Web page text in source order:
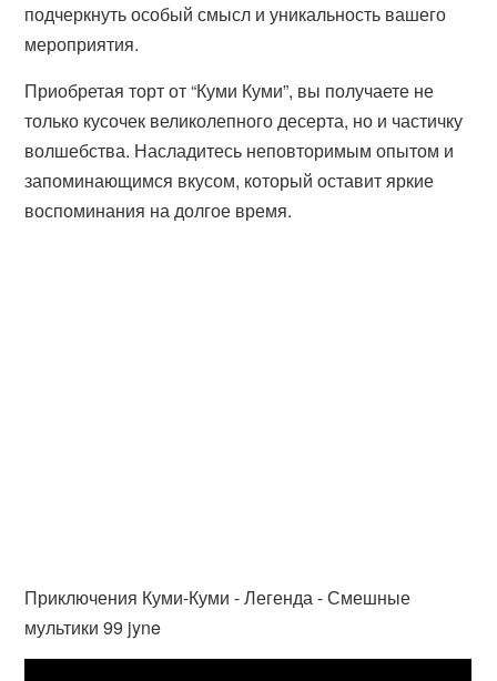
подчеркнуть особый смысл и уникальность вашего
мероприятия.
Приобретая торт от “Куми Куми”, вы получаете не
только кусочек великолепного десерта, но и частичку
волшебства. Насладитесь неповторимым опытом и
запоминающимся вкусом, который оставит яркие
воспоминания на долгое время.
Приключения Куми-Куми - Легенда - Смешные
мультики 99 jyne